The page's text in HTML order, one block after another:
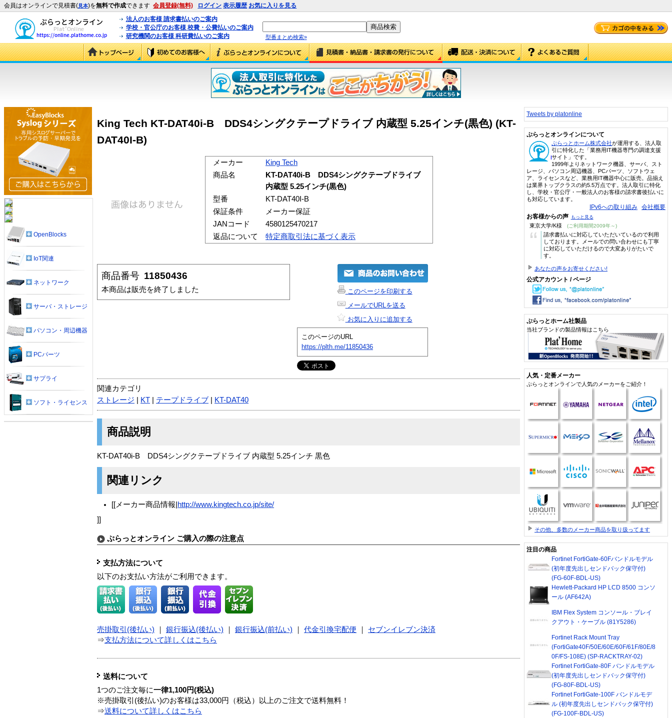
会員はオンラインで見積書(見本)を無料で作成できます 会員登録(無料) ログイン 表示履歴 お気に入りを見る
法人のお客様 請求書払いのご案内
学校・官公庁のお客様 校費・公費払いのご案内
研究機関のお客様 科研費払いのご案内
型番まとめ検索»
King Tech KT-DAT40i-B DDS4シングクテープドライブ 内蔵型 5.25インチ(黒色) (KT-
DAT40I-B)
メーカー
King Tech
商品名
KT-DAT40i-B DDS4シングクテープドライブ
内蔵型 5.25インチ(黒色)
型番
KT-DAT40I-B
保証条件
メーカー保証
JANコード
4580125470217
返品について
特定商取引法に基づく表示
商品番号 11850436
本商品は販売を終了しました
このページを印刷する
メールでURLを送る
お気に入りに追加する
このページのURL
https://plth.me/11850436
関連カテゴリ
ストレージ
KT テープドライブ KT-DAT40
商品説明
KT-DAT40i-B DDS4シングクテープドライブ 内蔵型 5.25インチ 黒色
関連リンク
[[メーカー商品情報| http://www.kingtech.co.jp/site/
]]
ぷらっとオンライン ご購入の際の注意点
支払方法について
以下のお支払い方法がご利用できます。
売掛取引(後払い) ｜ 銀行振込(後払い) ｜ 銀行振込(前払い) ｜ 代金引換宅配便 ｜ セブンイレブン決済
⇒支払方法について詳しくはこちら
送料について
1つのご注文毎に一律1,100円(税込)
※売掛取引(後払い)のお客様は33,000円（税込）以上のご注文で送料無料！
⇒送料について詳しくはこちら
OpenBlocks
IoT関連
ネットワーク
サーバ・ストレージ
パソコン・周辺機器
PCパーツ
サプライ
ソフト・ライセンス
Tweets by platonline
ぷらっとオンラインについて
ぷらっとホーム株式会社が運用する、法人取
引に特化した「業務用IT機器専門の調達支援
サイト」です。
1999年よりネットワーク機器、サーバ、スト
レージ、パソコン周辺機器、PCパーツ、ソフトウェ
ア、ライセンスなど、業務用IT機器中心に販売。品揃え
は業界トップクラスの約5.5万点です。法人取引に特化
し、学校・官公庁・一般法人のお客様の請求書後払いに
も対応しています。
IPv6への取り組み 会社概要
お客様からの声 もっと見る
東京大学/K様 (ご利用期間2009年～)
“
請求書払いに対応していただいているので利用
しております。メールでの問い合わせにも丁寧
に対応していただけるので大変ありがたいで
す。
あなたの声をお寄せください!
公式アカウント / ページ
ぷらっとホーム社製品
当社ブランドの製品情報はこちら
人気・定番メーカー
ぷらっとオンラインで人気のメーカーをご紹介！
その他、多数のメーカー商品を取り扱ってます
注目の商品
Fortinet FortiGate-60Fバンドルモデル
(初年度先出しセンドバック保守付)
(FG-60F-BDL-US)
Hewlett-Packard HP LCD 8500 コンソ
ール (AF642A)
IBM Flex System コンソール・ブレイ
クアウト・ケーブル (81Y5286)
Fortinet Rack Mount Tray
(FortiGate40F/50E/60E/60F/61F/80E/8
0F/FS-108E) (SP-RACKTRAY-02)
Fortinet FortiGate-80F バンドルモデル
(初年度先出しセンドバック保守付)
(FG-80F-BDL-US)
Fortinet FortiGate-100F バンドルモデ
ル (初年度先出しセンドバック保守付)
(FG-100F-BDL-US)